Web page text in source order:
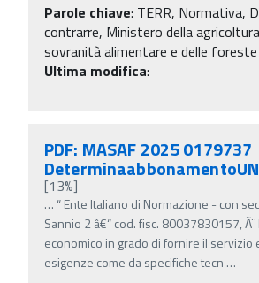
Parole chiave: TERR, Normativa,
contrarre, Ministero della
sovranità alimentare e delle foreste
Ultima modifica:
PDF: MASAF 2025 0179737
[13%]
… “ Ente Italiano di Normazione - con
Sannio 2 â€“ cod. fisc. 80037830157,
economico in grado di fornire il servizio
esigenze come da specifiche tecn …